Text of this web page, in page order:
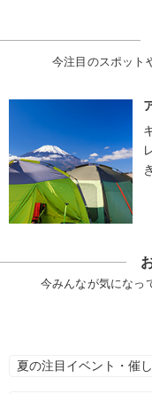
今注目のスポット
今みんなが気になっ
夏の注目イベント・催